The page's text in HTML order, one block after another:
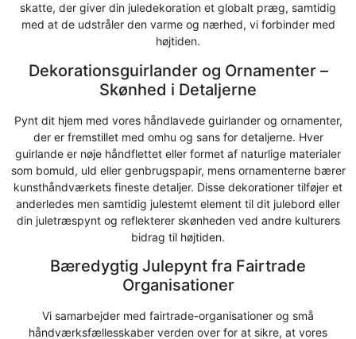
skatte, der giver din juledekoration et globalt præg, samtidig
med at de udstråler den varme og nærhed, vi forbinder med
højtiden.
Dekorationsguirlander og Ornamenter –
Skønhed i Detaljerne
Pynt dit hjem med vores håndlavede guirlander og ornamenter,
der er fremstillet med omhu og sans for detaljerne. Hver
guirlande er nøje håndflettet eller formet af naturlige materialer
som bomuld, uld eller genbrugspapir, mens ornamenterne bærer
kunsthåndværkets fineste detaljer. Disse dekorationer tilføjer et
anderledes men samtidig julestemt element til dit julebord eller
din juletræspynt og reflekterer skønheden ved andre kulturers
bidrag til højtiden.
Bæredygtig Julepynt fra Fairtrade
Organisationer
Vi samarbejder med fairtrade-organisationer og små
håndværksfællesskaber verden over for at sikre, at vores